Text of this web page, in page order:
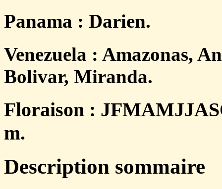
Panama : Darien.
Venezuela : Amazonas,
Bolivar, Miranda.
Floraison :
m.
Description sommaire